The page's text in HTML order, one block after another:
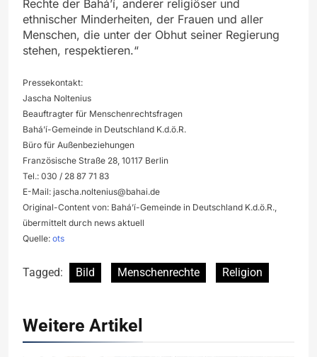
Rechte der Bahá’í, anderer religiöser und
ethnischer Minderheiten, der Frauen und aller
Menschen, die unter der Obhut seiner Regierung
stehen, respektieren.“
Pressekontakt:
Jascha Noltenius
Beauftragter für Menschenrechtsfragen
Bahá’í-Gemeinde in Deutschland K.d.ö.R.
Büro für Außenbeziehungen
Französische Straße 28, 10117 Berlin
Tel.: 030 / 28 87 71 83
E-Mail: jascha.noltenius@bahai.de
Original-Content von: Bahá’í-Gemeinde in Deutschland K.d.ö.R.,
übermittelt durch news aktuell
Quelle: ots
Tagged: Bild Menschenrechte Religion
Weitere Artikel